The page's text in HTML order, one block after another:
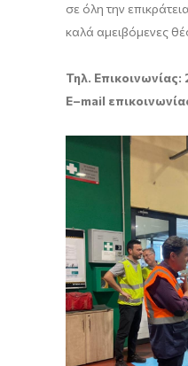
σε όλη την
καλά αμειβόμενες
Τηλ.
E–mail